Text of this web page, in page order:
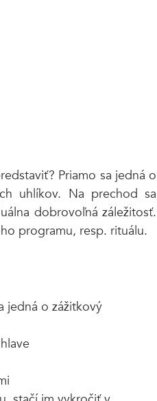
Priamo sa jedná o
uhlíkov. Na prechod sa
dobrovoľná záležitosť.
programu, resp. rituálu.
jedná o zážitkový